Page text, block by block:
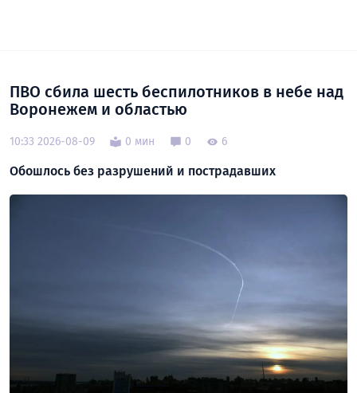
ПВО сбила шесть беспилотников в небе над
Воронежем и областью
10:33 2026-08-09 0 мин 0 6
Обошлось без разрушений и пострадавших